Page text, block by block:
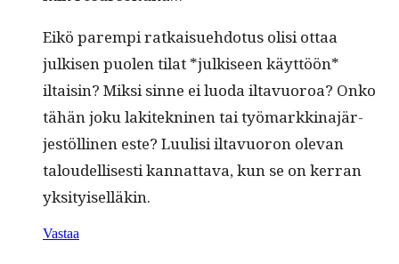
Eikö parem­pi ratkaisue­hdo­tus olisi ottaa
julkisen puolen tilat *julkiseen käyt­töön*
iltaisin? Mik­si sinne ei luo­da iltavuoroa? Onko
tähän joku lakitekni­nen tai työ­markki­na­jär­
jestölli­nen este? Luulisi iltavuoron ole­van
taloudel­lis­es­ti kan­nat­ta­va, kun se on ker­ran
yksityiselläkin.
Vastaa